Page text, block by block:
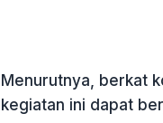
Menurutnya, berkat
kegiatan ini dapat